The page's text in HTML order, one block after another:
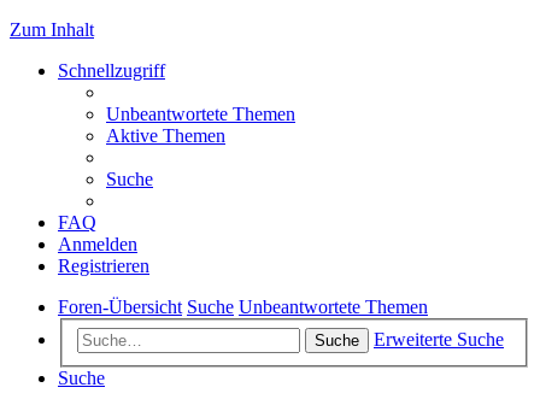
Zum Inhalt
Schnellzugriff
Unbeantwortete Themen
Aktive Themen
Suche
FAQ
Anmelden
Registrieren
Foren-Übersicht Suche Unbeantwortete Themen
Suche
Erweiterte Suche
Suche